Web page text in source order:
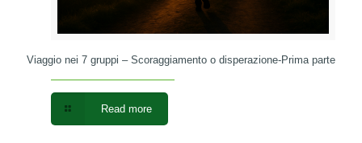
Viaggio nei 7 gruppi – Scoraggiamento o disperazione-Prima parte
Read more